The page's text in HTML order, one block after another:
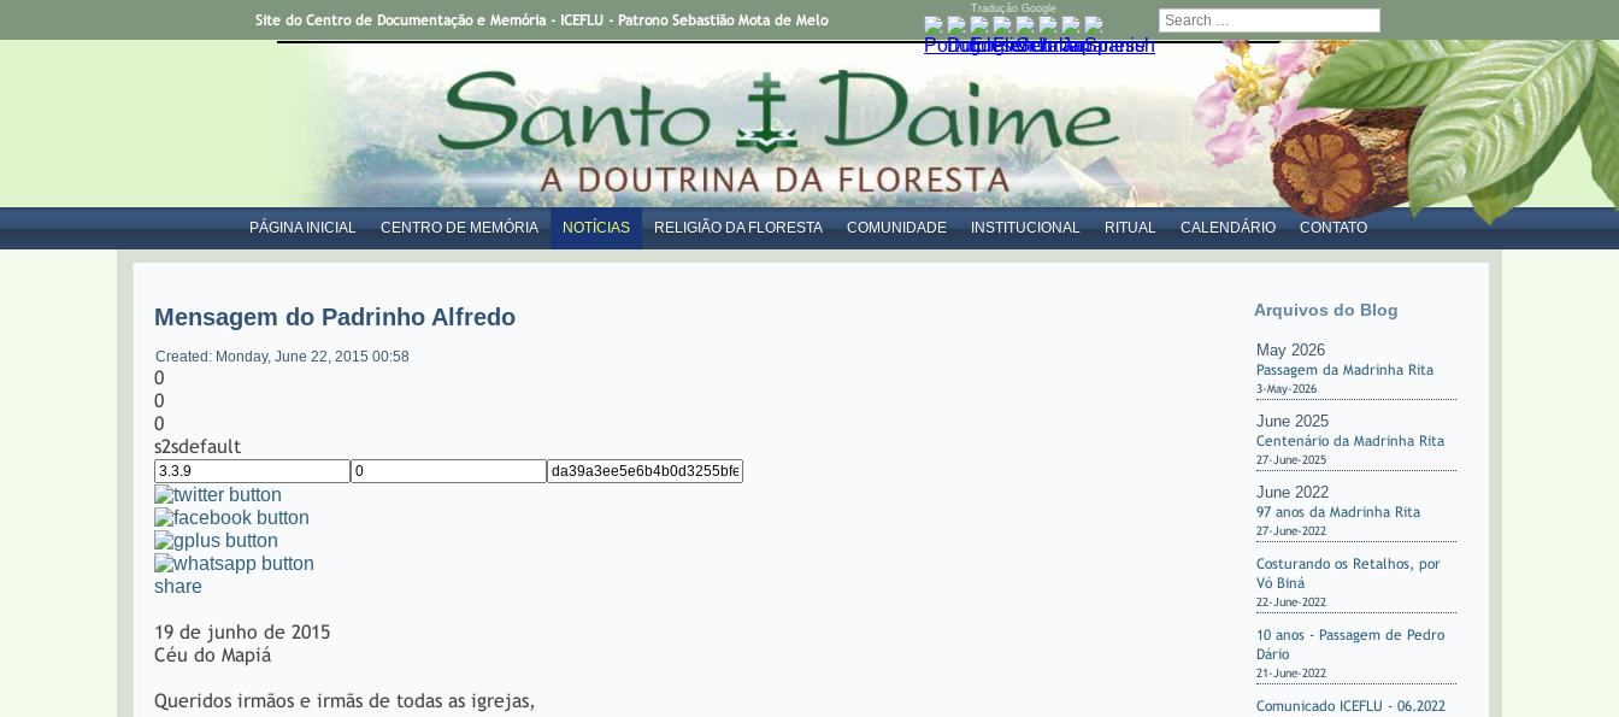
PÁGINA INICIAL CENTRO DE MEMÓRIA NOTÍCIAS RELIGIÃO DA FLORESTA COMUNIDADE INSTITUCIONAL RITUAL CALENDÁRIO CONTATO
Site do Centro de Documentação e Memória - ICEFLU - Patrono Sebastião Mota de Melo Search
Tradução Google
Mensagem do Padrinho Alfredo
Created: Monday, June 22, 2015 00:58
0
0
0
s2sdefault
share
19 de junho de 2015
Céu do Mapiá
Queridos irmãos e irmãs de todas as igrejas,
Arquivos do Blog
May 2026
Passagem da Madrinha Rita
3-May-2026
June 2025
Centenário da Madrinha Rita
27-June-2025
June 2022
97 anos da Madrinha Rita
27-June-2022
Costurando os Retalhos, por
Vó Biná
22-June-2022
10 anos - Passagem de Pedro
Dário
21-June-2022
Comunicado ICEFLU - 06.2022